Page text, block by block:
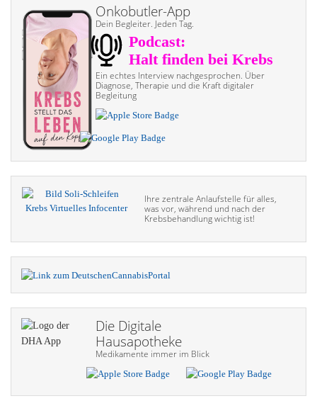
Onkobutler-App
Dein Begleiter. Jeden Tag.
Ein echtes Interview nach­gesprochen. Über
Diagnose, Therapie und die Kraft digitaler
Begleitung
Ihre zentrale Anlaufstelle für alles,
was vor, während und nach der
Krebsbehandlung wichtig ist!
Die Digitale
Hausapotheke
Medikamente immer im Blick